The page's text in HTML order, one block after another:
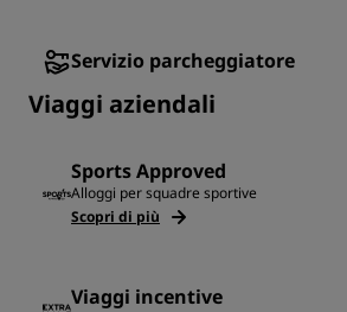
Servizio parcheggiatore
Viaggi aziendali
Sports Approved
Alloggi per squadre sportive
Scopri di più
Viaggi incentive